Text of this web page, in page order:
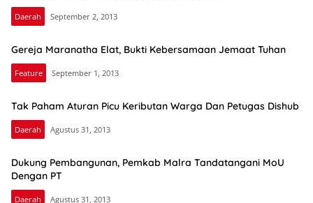
Daerah September 2, 2013
Pos
Gereja Maranatha Elat, Bukti Kebersamaan Jemaat Tuhan
Feature September 1, 2013
Tak Paham Aturan Picu Keributan Warga Dan Petugas Dishub
Daerah Agustus 31, 2013
Dukung Pembangunan, Pemkab Malra Tandatangani MoU
Dengan PT
Daerah Agustus 31, 2013